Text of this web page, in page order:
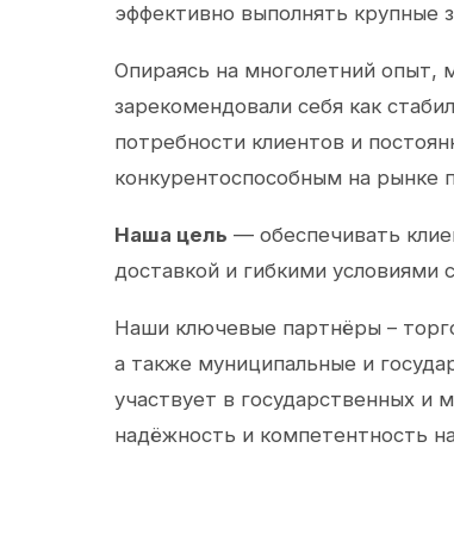
эффективно выполнять крупные
Опираясь на многолетний
зарекомендовали себя как
потребности клиентов и
конкурентоспособным на рынке
Наша цель — обеспечивать
доставкой и гибкими условиями
Наши ключевые партнёры –
а также муниципальные и
участвует в государственных и
надёжность и компетентность